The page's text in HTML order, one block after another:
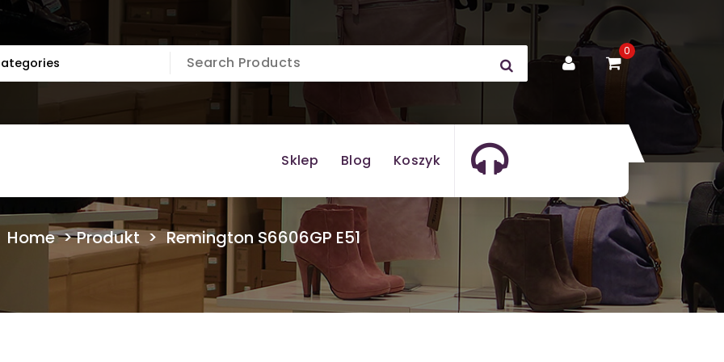
0
Sklep Blog Koszyk
Home>Produkt> Remington S6606GP E51